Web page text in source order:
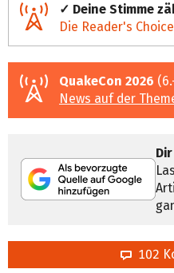
✓ Deine Stimme
Die Reader's
QuakeCon 2026
News auf der
102